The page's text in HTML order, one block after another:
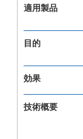
適用製品
目的
効果
技術概要